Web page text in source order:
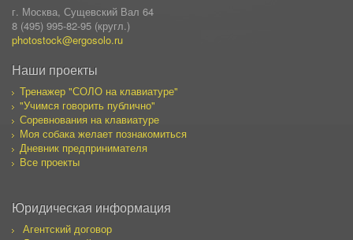
г. Москва, Сущевский Вал 64
8 (495) 995-82-95 (кругл.)
photostock@ergosolo.ru
Наши проекты
Тренажер "СОЛО на клавиатуре"
"Учимся говорить публично"
Соревнования на клавиатуре
Моя собака желает познакомиться
Дневник предпринимателя
Все проекты
Юридическая информация
Агентский договор